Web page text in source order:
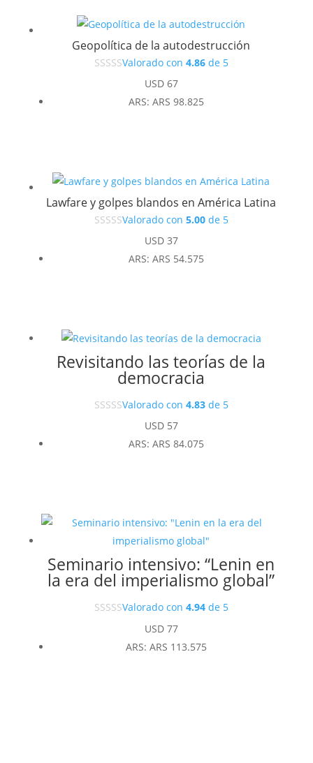
Geopolítica de la autodestrucción
Valorado con 4.86de 5
USD67
ARS: ARS 98.825
Lawfare y golpes blandos en América Latina
Valorado con 5.00de 5
USD37
ARS: ARS 54.575
Revisitando las teorías de la
democracia
Valorado con 4.83de 5
USD57
ARS: ARS 84.075
Seminario intensivo: “Lenin en
la era del imperialismo global”
Valorado con 4.94de 5
USD77
ARS: ARS 113.575